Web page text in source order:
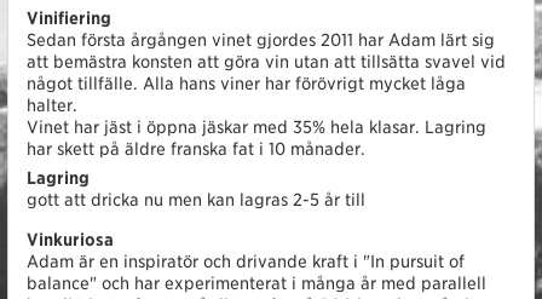
Vinifiering
Sedan första årgången vinet gjordes 2011 har Adam lärt sig
att bemästra konsten att göra vin utan att tillsätta svavel vid
något tillfälle. Alla hans viner har förövrigt mycket låga
halter.
Vinet har jäst i öppna jäskar med 35% hela klasar. Lagring
har skett på äldre franska fat i 10 månader.
Lagring
gott att dricka nu men kan lagras 2-5 år till
Vinkuriosa
Adam är en inspiratör och drivande kraft i "In pursuit of
balance" och har experimenterat i många år med parallell